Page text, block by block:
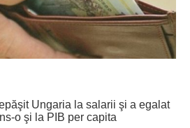
Ungaria la salarii şi a egalat
o şi la PIB per capita